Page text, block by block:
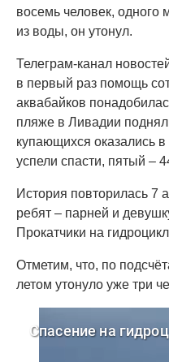
восемь человек, одного
из воды, он утонул.
Телеграм-канал
в первый раз помощь
аквабайков
пляже в Ливадии
купающихся оказались
успели спасти, пятый –
История повторилась 7
ребят – парней и
Прокатчики на
Отметим, что, по
летом утонуло уже три